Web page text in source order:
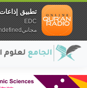
تطبيق
EDC
مجانيundefined